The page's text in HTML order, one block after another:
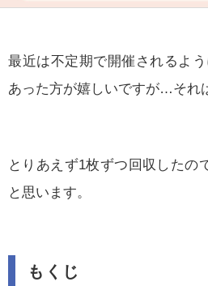
最近は不定期で開催されるよ
あった方が嬉しいですが…それ
とりあえず1枚ずつ回収したの
と思います。
もくじ